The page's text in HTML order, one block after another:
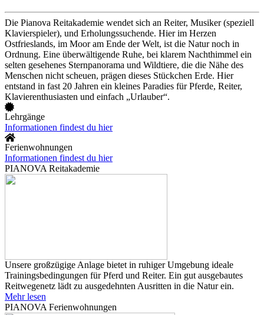
Die Pianova Reitakademie wendet sich an Reiter, Musiker (speziell
Klavierspieler), und Erholungssuchende. Hier im Herzen
Ostfrieslands, im Moor am Ende der Welt, ist die Natur noch in
Ordnung. Eine überwältigende Ruhe, bei klarem Nachthimmel ein
selten gesehenes Sternpanorama und Wildtiere, die die Nähe des
Menschen nicht scheuen, prägen dieses Stückchen Erde. Hier
entstand in fast 20 Jahren ein kleines Paradies für Pferde, Reiter,
Klavierenthusiasten und einfach „Urlauber“.
Lehrgänge
Informationen findest du hier
Ferienwohnungen
Informationen findest du hier
PIANOVA Reitakademie
Unsere großzügige Anlage bietet in ruhiger Umgebung ideale
Trainingsbedingungen für Pferd und Reiter. Ein gut ausgebautes
Reitwegenetz lädt zu ausgedehnten Ausritten in die Natur ein.
Mehr lesen
PIANOVA Ferienwohnungen